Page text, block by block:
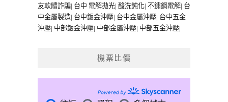
友軟體詐騙| 台中 電解拋光| 酸洗鈍化| 不鏽鋼電解| 台
中金屬製造| 台中鈑金沖壓| 台中金屬沖壓| 台中五金
沖壓| 中部鈑金沖壓| 中部金屬沖壓| 中部五金沖壓|
機票比價